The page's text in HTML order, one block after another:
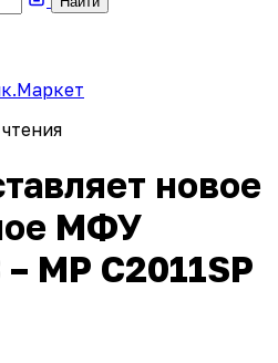
новое
МФУ
MP C2011SP